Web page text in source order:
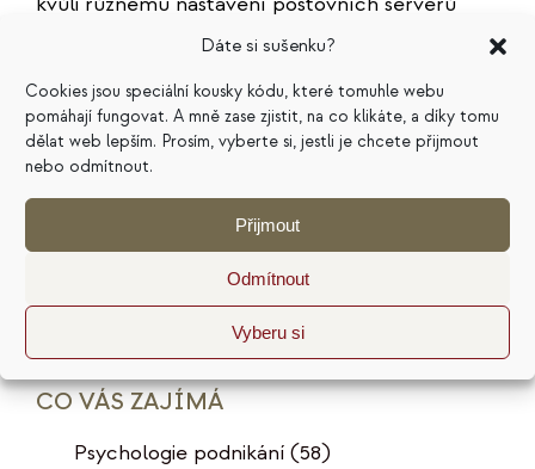
Dáte si sušenku?
Cookies jsou speciální kousky kódu, které tomuhle webu
pomáhají fungovat. A mně zase zjistit, na co klikáte, a díky tomu
dělat web lepším. Prosím, vyberte si, jestli je chcete přijmout
nebo odmítnout.
Přijmout
Odmítnout
Vyberu si
úplně přesné. Více informací vám poskytne
provázání s dalšími nástroji, napříkladGoogle
Analytics.
Publikováno: 3. 10. 2012
Štítky:prodej,sociální sítě
CO VÁS ZAJÍMÁ
Psychologie podnikání (58)